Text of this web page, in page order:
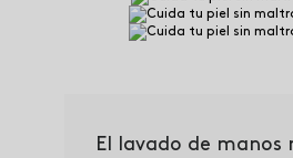
El lavado de manos